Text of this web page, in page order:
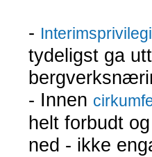
-
tydeligst ga
- Innen
helt forbudt
ned - ikke